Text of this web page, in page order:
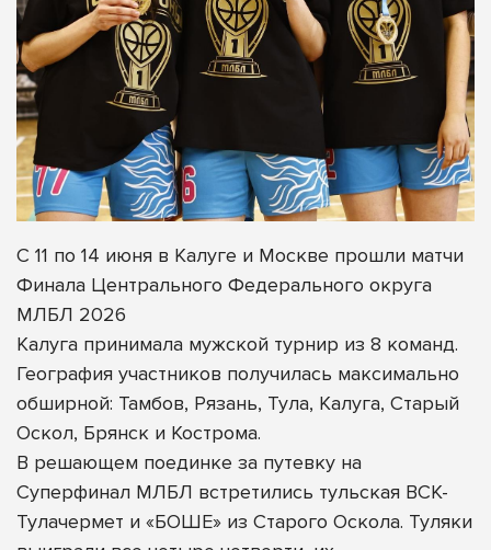
С 11 по 14 июня в Калуге и Москве прошли матчи
Финала Центрального Федерального округа
МЛБЛ 2026
Калуга принимала мужской турнир из 8 команд.
География участников получилась максимально
обширной: Тамбов, Рязань, Тула, Калуга, Старый
Оскол, Брянск и Кострома.
В решающем поединке за путевку на
Суперфинал МЛБЛ встретились тульская ВСК-
Тулачермет и «БОШЕ» из Старого Оскола. Туляки